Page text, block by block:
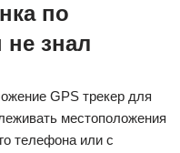
по
знал
GPS трекер для
местоположения
телефона или с